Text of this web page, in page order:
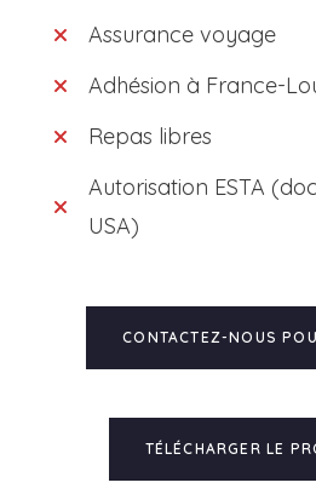
Assurance voyage
Adhésion à France-
Repas libres
Autorisation ESTA
USA)
CONTACTEZ-NOUS
TÉLÉCHARGER LE